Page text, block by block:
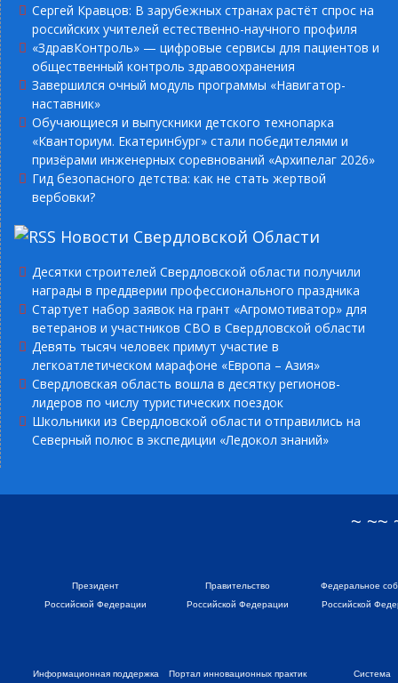
Сергей Кравцов: В зарубежных странах растёт спрос на
российских учителей естественно-научного профиля
«ЗдравКонтроль» — цифровые сервисы для пациентов и
общественный контроль здравоохранения
Завершился очный модуль программы «Навигатор-
наставник»
Обучающиеся и выпускники детского технопарка
«Кванториум. Екатеринбург» стали победителями и
призёрами инженерных соревнований «Архипелаг 2026»
Гид безопасного детства: как не стать жертвой
вербовки?
Новости Свердловской Области
Десятки строителей Свердловской области получили
награды в преддверии профессионального праздника
Стартует набор заявок на грант «Агромотиватор» для
ветеранов и участников СВО в Свердловской области
Девять тысяч человек примут участие в
легкоатлетическом марафоне «Европа – Азия»
Свердловская область вошла в десятку регионов-
лидеров по числу туристических поездок
Школьники из Свердловской области отправились на
Северный полюс в экспедиции «Ледокол знаний»
~ ~~
Президент
Российской Федерации
Правительство
Российской Федерации
Федеральное
Российской
Информационная поддержка
Портал инновационных практик
Система